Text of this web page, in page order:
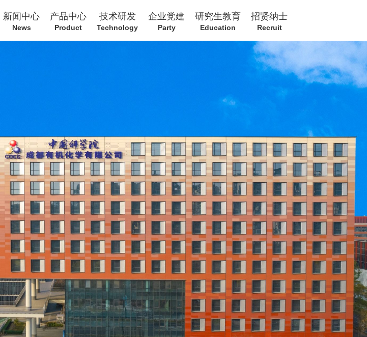
新闻中心
News
产品中心
Product
技术研发
Technology
企业党建
Party
研究生教育
Education
招贤纳士
Recruit